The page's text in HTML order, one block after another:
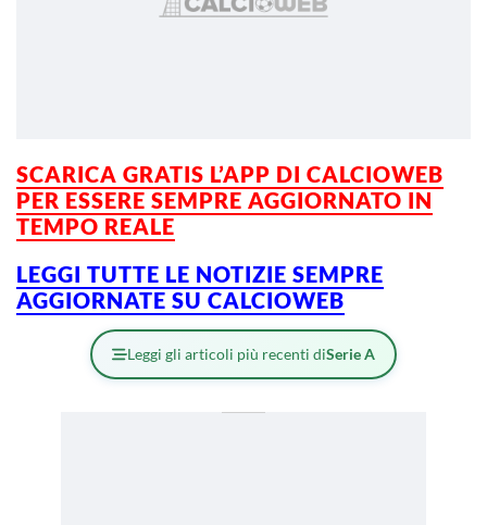
SCARICA GRATIS L’APP DI CALCIOWEB
PER ESSERE SEMPRE AGGIORNATO IN
TEMPO REALE
LEGGI TUTTE LE NOTIZIE SEMPRE
AGGIORNATE SU CALCIOWEB
Leggi gli articoli più recenti diSerie A